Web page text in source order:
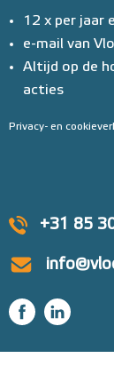
+31 85
12 x per jaar
e-mail van
Altijd op de
acties
Privacy- en